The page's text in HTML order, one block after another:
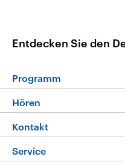
Entdecken Sie den
Programm
Programm
Die Nachrichten
Nachrichtenleicht
Hören
Livestream
Podcasts
Kontakt
Hörerservice
Service